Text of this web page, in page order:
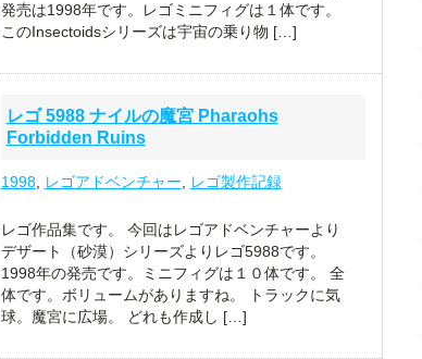
発売は1998年です。レゴミニフィグは１体です。
このInsectoidsシリーズは宇宙の乗り物 […]
レゴ 5988 ナイルの魔宮 Pharaohs
Forbidden Ruins
1998, レゴアドベンチャー レゴ製作記録
レゴ作品集です。 今回はレゴアドベンチャーより
デザート（砂漠）シリーズよりレゴ5988です。
1998年の発売です。ミニフィグは１０体です。 全
体です。ボリュームがありますね。 トラックに気
球。魔宮に広場。 どれも作成し […]